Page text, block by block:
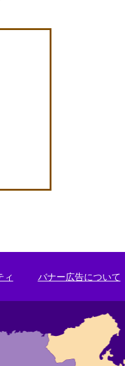
ィ バナー広告について